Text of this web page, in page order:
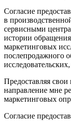
Согласие
в
сервисными
истории
маркетинговых
послепродажного
Предоставляя
направление мне
маркетинговых
Согласие